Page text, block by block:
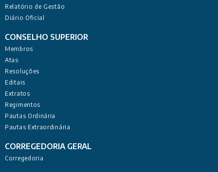
Relatório de Gestão
Diário Oficial
CONSELHO SUPERIOR
Membros
Atas
Resoluções
Editais
Extratos
Regimentos
Pautas Ordinária
Pautas Extraordinária
CORREGEDORIA GERAL
Corregedoria